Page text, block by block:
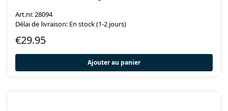
Art.nr. 28094
Délai de livraison: En stock (1-2 jours)
€29.95
Ajouter au panier